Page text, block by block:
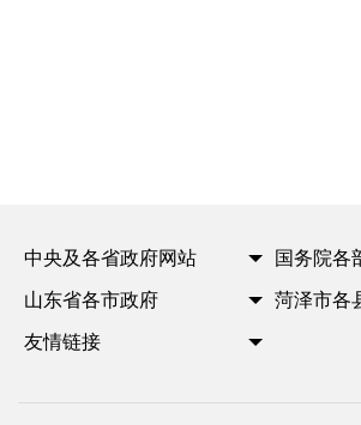
中央及各省政府网站 国务院各
山东省各市政府 菏泽市各
友情链接